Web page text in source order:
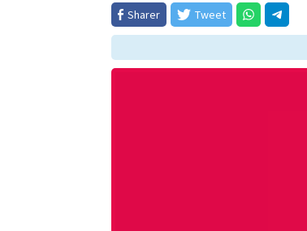
Sharer
Tweet